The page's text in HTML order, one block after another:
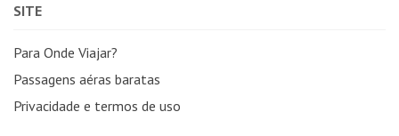
SITE
Para Onde Viajar?
Passagens aéras baratas
Privacidade e termos de uso